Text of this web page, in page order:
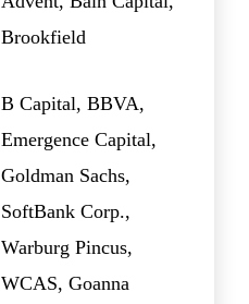
Brookfield
B Capital, BBVA,
Emergence Capital,
Goldman Sachs,
SoftBank Corp.,
Warburg Pincus,
WCAS, Goanna